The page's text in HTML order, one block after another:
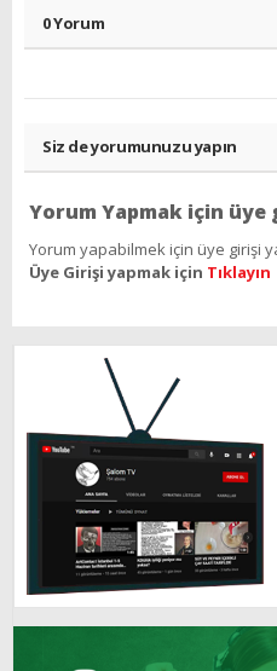
0 Yorum
Siz de yorumunuzu yapın
Yorum Yapmak için üye
Yorum yapabilmek için üye girişi
Üye Girişi yapmak için Tıklayın